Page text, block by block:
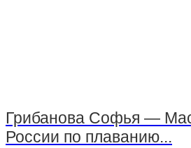
Стрельба из оружия,
Грибанова Софья —
России по плаванию...